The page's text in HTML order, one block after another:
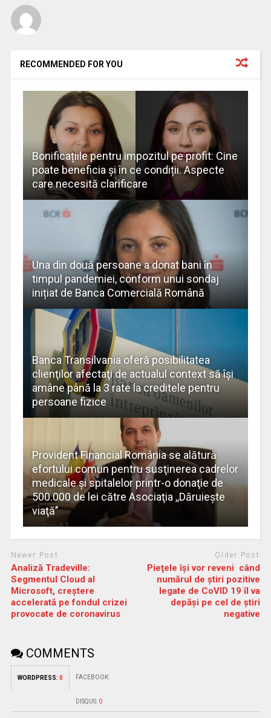
RECOMMENDED FOR YOU
Bonificațiile pentru impozitul pe profit: Cine
poate beneficia și în ce condiții. Aspecte
care necesită clarificare
Una din două persoane a donat bani în
timpul pandemiei, conform unui sondaj
inițiat de Banca Comercială Română
Banca Transilvania oferă posibilitatea
clienţilor afectaţi de actualul context să îşi
amâne până la 3 rate la creditele pentru
persoane fizice
Provident Financial România se alătură
efortului comun pentru susţinerea cadrelor
medicale şi spitalelor printr-o donaţie de
500.000 de lei către Asociaţia ,,Dăruieşte
viaţă’’
Newer Post
Analiză Tradeville:
Segmentul Cloud al
Microsoft, creștere
accelerată pe fondul crizei
provocate de coronavirus
Older Post
Pieţele îşi vor reveni când
numărul de ştiri pozitive
legate de CoVID 19 îl va
depăşi pe cel de ştiri
negative
COMMENTS
WORDPRESS: 0 FACEBOOK:
DISQUS: 0